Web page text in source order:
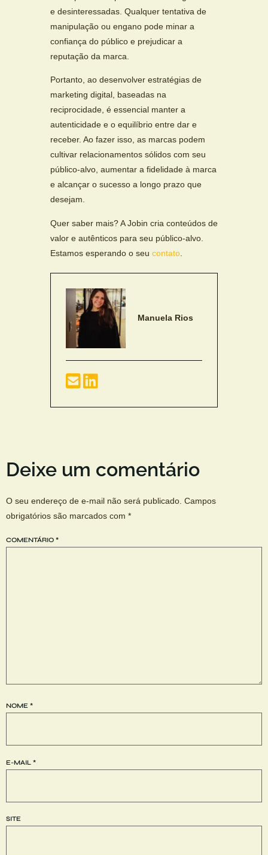
e desinteressadas. Qualquer tentativa de
manipulação ou engano pode minar a
confiança do público e prejudicar a
reputação da marca.
Portanto, ao desenvolver estratégias de
marketing digital, baseadas na
reciprocidade, é essencial manter a
autenticidade e o equilíbrio entre dar e
receber. Ao fazer isso, as marcas podem
cultivar relacionamentos sólidos com seu
público-alvo, aumentar a fidelidade à marca
e alcançar o sucesso a longo prazo que
desejam.
Quer saber mais? A Jobin cria conteúdos de
valor e autênticos para seu público-alvo.
Estamos esperando o seu contato
Manuela Rios
Deixe um comentário
O seu endereço de e-mail não será publicado. Campos
obrigatórios são marcados com *
COMENTÁRIO *
NOME *
E-MAIL *
SITE